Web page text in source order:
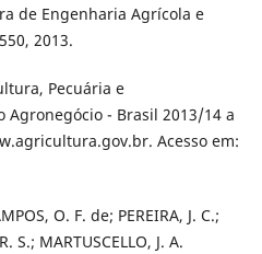
de Engenharia Agrícola e
2013.
Pecuária e
Agronegócio - Brasil 2013/14 a
Acesso em:
O. F. de; PEREIRA, J. C.;
S.; MARTUSCELLO, J. A.